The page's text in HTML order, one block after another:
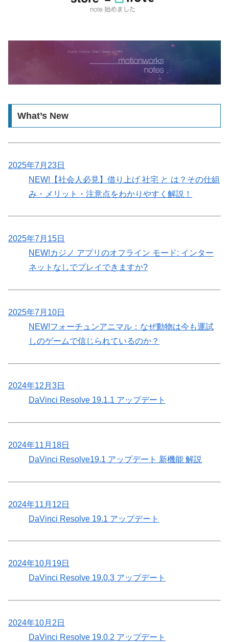
What’s New
2025年7月23日
NEW! 【社会人必見】借り上げ 社宅 と は？その仕組
み・メリット・注意点をわかりやすく解説！
2025年7月15日
NEW!カジノ アプリのオフライン モード: インター
ネットなしでプレイできますか?
2025年7月10日
NEW!フォーチュンアニマル：なぜ動物は今も運試
しのゲームで信じられているのか？
2024年12月3日
DaVinci Resolve 19.1.1 アップデート
2024年11月18日
DaVinci Resolve19.1 アップデート 新機能 解説
2024年11月12日
DaVinci Resolve 19.1 アップデート
2024年10月19日
DaVinci Resolve 19.0.3 アップデート
2024年10月2日
DaVinci Resolve 19.0.2 アップデート